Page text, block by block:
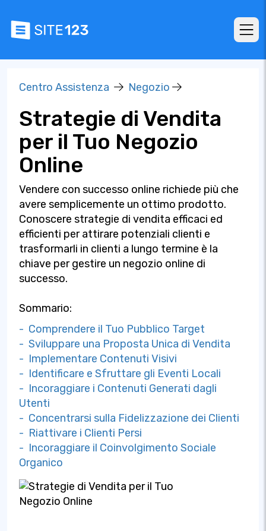
Centro Assistenza Negozio
Strategie di Vendita
per il Tuo Negozio
Online
Vendere con successo online richiede più che
avere semplicemente un ottimo prodotto.
Conoscere strategie di vendita efficaci ed
efficienti per attirare potenziali clienti e
trasformarli in clienti a lungo termine è la
chiave per gestire un negozio online di
successo.
Sommario:
- Comprendere il Tuo Pubblico Target
- Sviluppare una Proposta Unica di Vendita
- Implementare Contenuti Visivi
- Identificare e Sfruttare gli Eventi Locali
- Incoraggiare i Contenuti Generati dagli
Utenti
- Concentrarsi sulla Fidelizzazione dei Clienti
- Riattivare i Clienti Persi
- Incoraggiare il Coinvolgimento Sociale
Organico